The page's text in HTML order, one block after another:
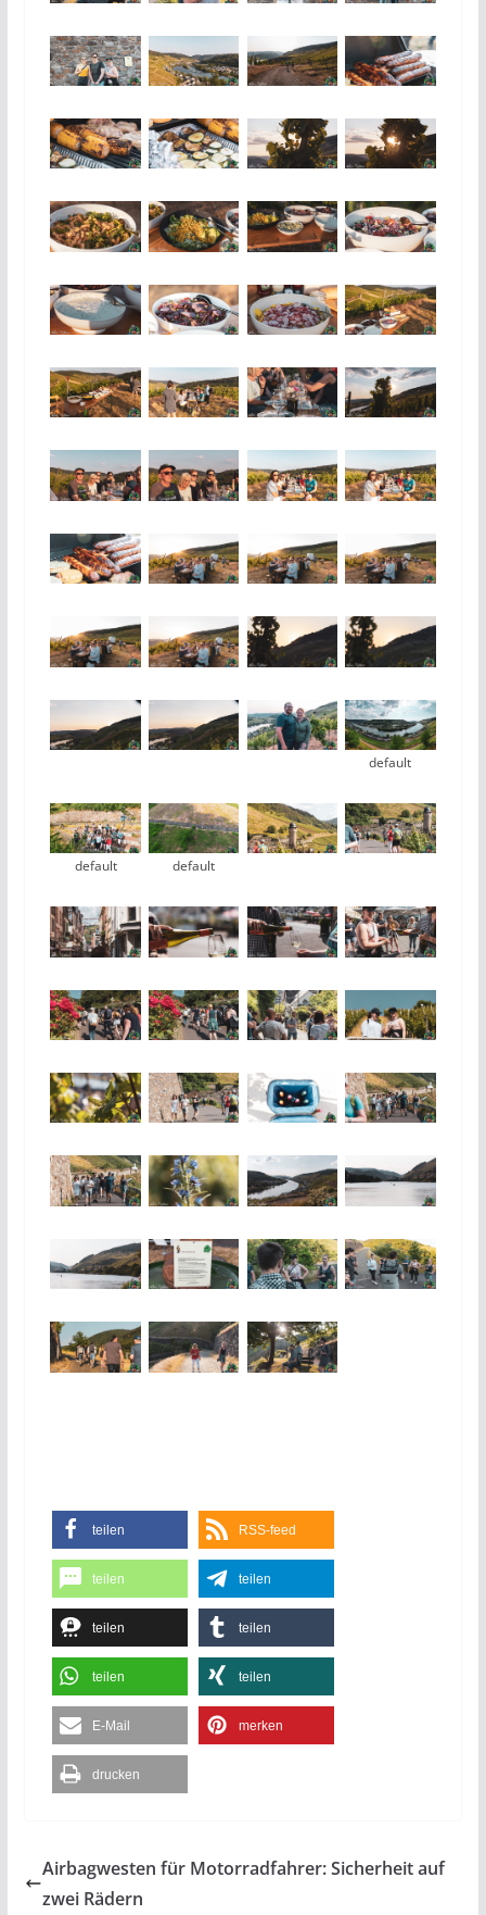
default
default default
teilen RSS-feed
teilen teilen
teilen teilen
teilen teilen
E-Mail merken
drucken
Airbagwesten für Motorradfahrer: Sicherheit auf
zwei Rädern